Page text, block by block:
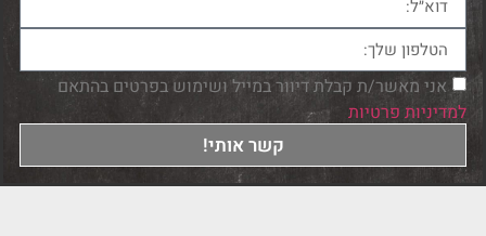
אני מאשר/ת קבלת דיוור במייל ושימוש בפרטים בהתאם
למדיניות פרטיות
קשר אותי!